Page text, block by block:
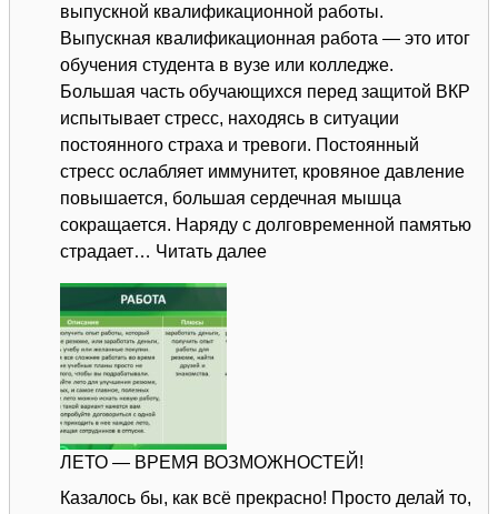
выпускной квалификационной работы.
Выпускная квалификационная работа — это итог
обучения студента в вузе или колледже.
Большая часть обучающихся перед защитой ВКР
испытывает стресс, находясь в ситуации
постоянного страха и тревоги. Постоянный
стресс ослабляет иммунитет, кровяное давление
повышается, большая сердечная мышца
сокращается. Наряду с долговременной памятью
страдает… Читать далее:
студентов
ЛЕТО — ВРЕМЯ ВОЗМОЖНОСТЕЙ!
Казалось бы, как всё прекрасно! Просто делай то,